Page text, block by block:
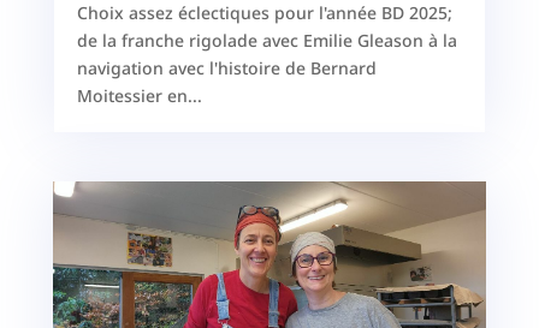
Choix assez éclectiques pour l'année BD 2025;
de la franche rigolade avec Emilie Gleason à la
navigation avec l'histoire de Bernard
Moitessier en...